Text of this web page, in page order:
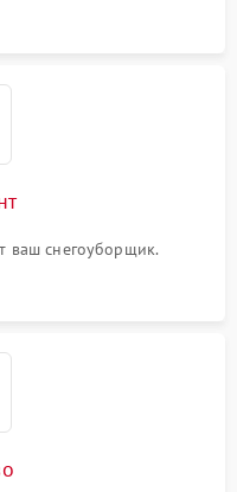
ваш снегоуборщик.